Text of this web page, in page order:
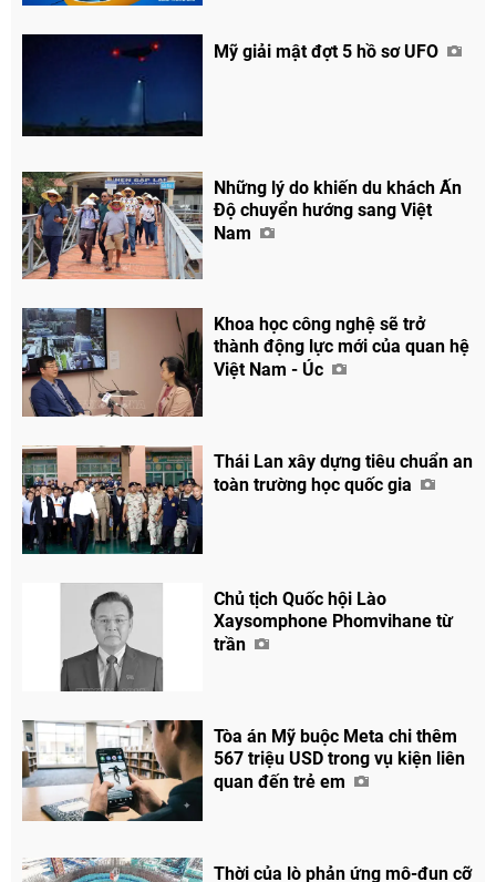
Mỹ giải mật đợt 5 hồ sơ UFO
Những lý do khiến du khách Ấn
Độ chuyển hướng sang Việt
Nam
Khoa học công nghệ sẽ trở
thành động lực mới của quan hệ
Việt Nam - Úc
Thái Lan xây dựng tiêu chuẩn an
toàn trường học quốc gia
Chủ tịch Quốc hội Lào
Xaysomphone Phomvihane từ
trần
Tòa án Mỹ buộc Meta chi thêm
567 triệu USD trong vụ kiện liên
quan đến trẻ em
Thời của lò phản ứng mô-đun cỡ